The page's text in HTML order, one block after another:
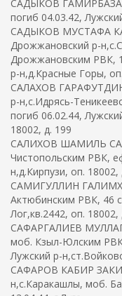
САДЫКОВ
погиб 04.03.42,
САДЫКОВ МУСТАФА
Дрожжановский р-
Дрожжановским РВК,
р-н,д.Красные Горы,
САЛАХОВ ГАРАФУТДИН
р-н,с.Идрясь-
погиб 06.02.44,
18002, д. 199
САЛИХОВ ШАМИЛЬ
Чистопольским РВК,
н,д.Кирпузи, оп. 18002,
САМИГУЛЛИН
Актюбинским РВК, 46
Лог,кв.2442, оп. 18002,
САФАРГАЛИЕВ
моб. Кзыл-Юлским
Лужский р-
САФАРОВ КАБИР
н,с.Каракашлы, моб.